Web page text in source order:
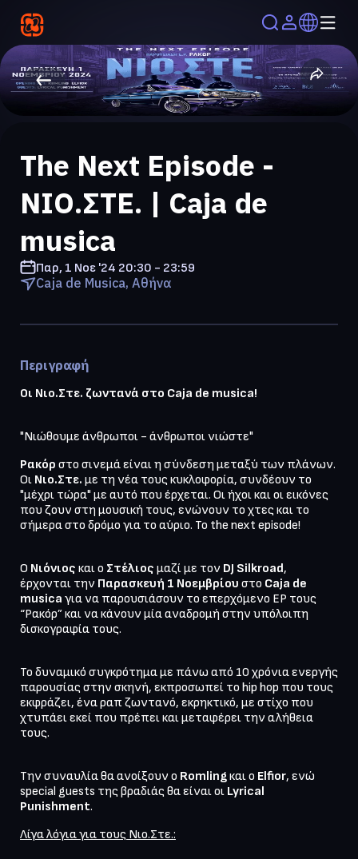
The Next Episode -
ΝΙΟ.ΣΤΕ. | Caja de
musica
Παρ, 1 Νοε '24 20:30 - 23:59
Caja de Musica, Αθήνα
Περιγραφή
Οι Νιο.Στε. ζωντανά στο Caja de musica!
"Νιώθουμε άνθρωποι - άνθρωποι νιώστε"
Ρακόρ στο σινεμά είναι η σύνδεση μεταξύ των πλάνων.
Οι Νιο.Στε. με τη νέα τους κυκλοφορία, συνδέουν το
"μέχρι τώρα" με αυτό που έρχεται. Οι ήχοι και οι εικόνες
που ζουν στη μουσική τους, ενώνουν το χτες και το
Ο Νιόνιος και ο Στέλιος μαζί με τον DJ Silkroad,
έρχονται την Παρασκευή 1 Νοεμβρίου στο Caja de
musica για να παρουσιάσουν το επερχόμενο EP τους
“Ρακόρ” και να κάνουν μία αναδρομή στην υπόλοιπη
Το δυναμικό συγκρότημα με πάνω από 10 χρόνια ενεργής
παρουσίας στην σκηνή, εκπροσωπεί το hip hop που τους
εκφράζει, ένα ραπ ζωντανό, εκρηκτικό, με στίχο που
χτυπάει εκεί που πρέπει και μεταφέρει την αλήθεια
Την συναυλία θα ανοίξουν ο Romling και ο Elfior, ενώ
special guests της βραδιάς θα είναι οι Lyrical
Punishment
Λίγα λόγια για τους Νιο.Στε.: